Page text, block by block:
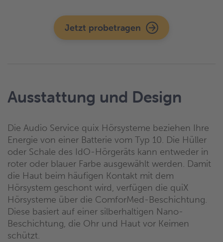
Jetzt probetragen
Ausstattung und Design
Die Audio Service quix Hörsysteme beziehen Ihre
Energie von einer Batterie vom Typ 10. Die Hüller
oder Schale des IdO-Hörgeräts kann entweder in
roter oder blauer Farbe ausgewählt werden. Damit
die Haut beim häufigen Kontakt mit dem
Hörsystem geschont wird, verfügen die quiX
Hörsysteme über die ComforMed-Beschichtung.
Diese basiert auf einer silberhaltigen Nano-
Beschichtung, die Ohr und Haut vor Keimen
schützt.